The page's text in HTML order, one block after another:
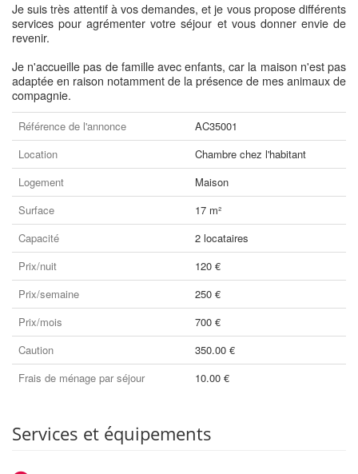
Je suis très attentif à vos demandes, et je vous propose différents
services pour agrémenter votre séjour et vous donner envie de
revenir.
Je n'accueille pas de famille avec enfants, car la maison n'est pas
adaptée en raison notamment de la présence de mes animaux de
compagnie.
Référence de l'annonce
AC35001
Location
Chambre chez l'habitant
Logement
Maison
Surface
17 m²
Capacité
2 locataires
Prix/nuit
120 €
Prix/semaine
250 €
Prix/mois
700 €
Caution
350.00 €
Frais de ménage par séjour
10.00 €
Services et équipements